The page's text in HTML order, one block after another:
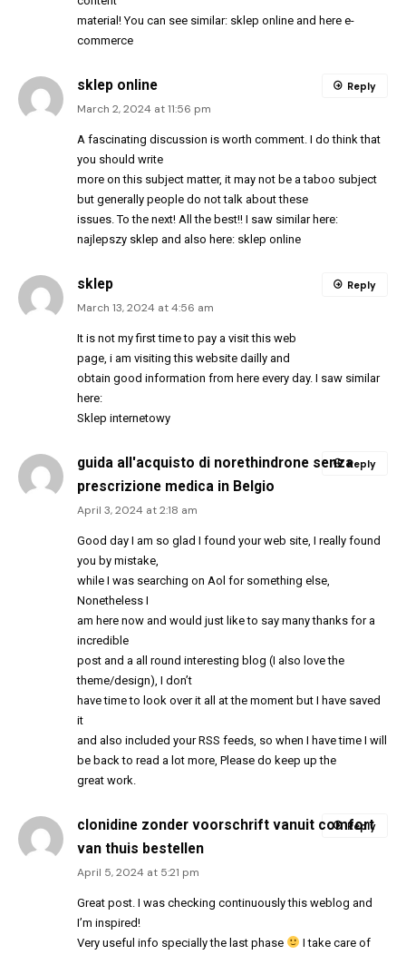
material! You can see similar: sklep online and here e-
commerce
sklep online
March 2, 2024 at 11:56 pm
A fascinating discussion is worth comment. I do think that
you should write
more on this subject matter, it may not be a taboo subject
but generally people do not talk about these
issues. To the next! All the best!! I saw similar here:
najlepszy sklep and also here: sklep online
Reply
sklep
March 13, 2024 at 4:56 am
It is not my first time to pay a visit this web
page, i am visiting this website dailly and
obtain good information from here every day. I saw similar
here:
Sklep internetowy
Reply
guida all'acquisto di norethindrone senza
prescrizione medica in Belgio
April 3, 2024 at 2:18 am
Good day I am so glad I found your web site, I really found
you by mistake,
while I was searching on Aol for something else,
Nonetheless I
am here now and would just like to say many thanks for a
incredible
post and a all round interesting blog (I also love the
theme/design), I don’t
have time to look over it all at the moment but I have saved
it
and also included your RSS feeds, so when I have time I will
be back to read a lot more, Please do keep up the
great work.
Reply
clonidine zonder voorschrift vanuit comfort
van thuis bestellen
April 5, 2024 at 5:21 pm
Great post. I was checking continuously this weblog and
I’m inspired!
Very useful info specially the last phase
I take care of
Reply